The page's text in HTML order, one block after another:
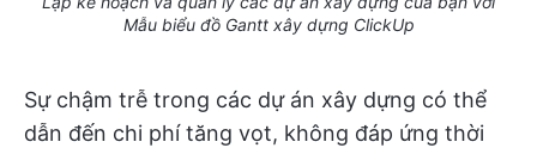
Mẫu biểu đồ Gantt xây dựng ClickUp
Sự chậm trễ trong các dự án xây dựng có thể
dẫn đến chi phí tăng vọt, không đáp ứng thời